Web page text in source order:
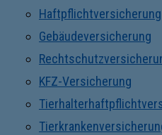
Haftpflichtversicherung
Gebäudeversicherung
KFZ-Versicherung